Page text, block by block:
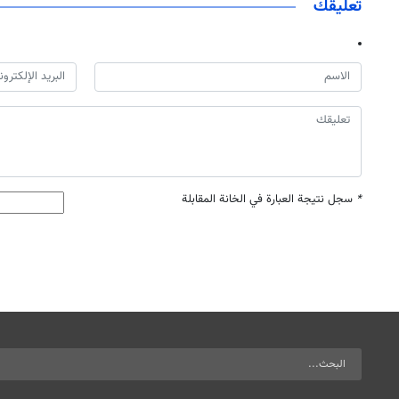
تعليقك
* سجل نتيجة العبارة في الخانة المقابلة